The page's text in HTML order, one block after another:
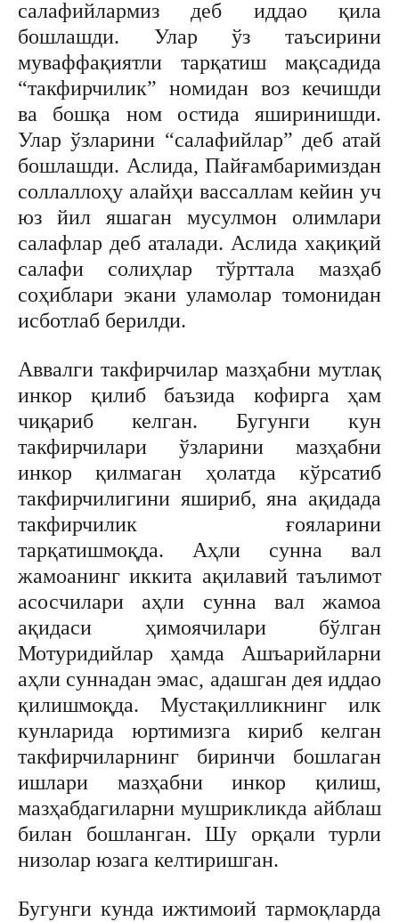
салафийлармиз деб иддао қила
бошлашди. Улар ўз таъсирини
муваффақиятли тарқатиш мақсадида
“такфирчилик” номидан воз кечишди
ва бошқа ном остида яширинишди.
Улар ўзларини “салафийлар” деб атай
бошлашди. Аслида, Пайғамбаримиздан
соллаллоҳу алайҳи вассаллам кейин уч
юз йил яшаган мусулмон олимлари
салафлар деб аталади. Аслида хақиқий
салафи солиҳлар тўрттала мазҳаб
соҳиблари экани уламолар томонидан
исботлаб берилди.
Аввалги такфирчилар мазҳабни мутлақ
инкор қилиб баъзида кофирга ҳам
чиқариб келган. Бугунги кун
такфирчилари ўзларини мазҳабни
инкор қилмаган ҳолатда кўрсатиб
такфирчилигини яшириб, яна ақидада
такфирчилик ғояларини
тарқатишмоқда. Аҳли сунна вал
жамоанинг иккита ақилавий таълимот
асосчилари аҳли сунна вал жамоа
ақидаси ҳимоячилари бўлган
Мотуридийлар ҳамда Ашъарийларни
аҳли суннадан эмас, адашган дея иддао
қилишмоқда. Мустақилликнинг илк
кунларида юртимизга кириб келган
такфирчиларнинг биринчи бошлаган
ишлари мазҳабни инкор қилиш,
мазҳабдагиларни мушрикликда айблаш
билан бошланган. Шу орқали турли
низолар юзага келтиришган.
Бугунги кунда ижтимоий тармоқларда